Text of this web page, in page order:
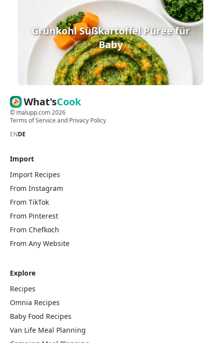
Grünkohl Süßkartoffel Püree für
Baby
What'sCook
© malupp.com2026
Terms of Serviceand Privacy Policy
ENDE
Import
Import Recipes
From Instagram
From TikTok
From Pinterest
From Chefkoch
From Any Website
Explore
Recipes
Omnia Recipes
Baby Food Recipes
Van Life Meal Planning